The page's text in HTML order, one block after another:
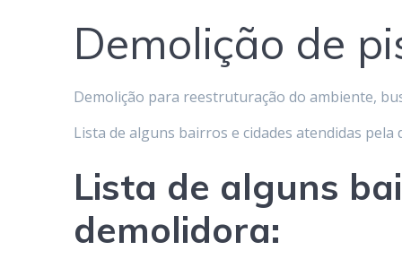
Demolição de
Demolição para reestruturação do ambiente,
Lista de alguns bairros e cidades atendidas pela
Lista de alguns
demolidora: